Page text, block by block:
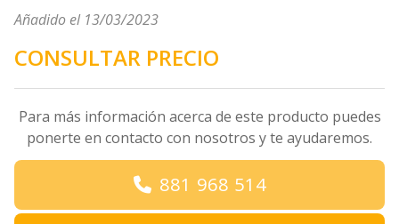
Añadido el 13/03/2023
CONSULTAR PRECIO
Para más información acerca de este producto puedes
ponerte en contacto con nosotros y te ayudaremos.
881 968 514